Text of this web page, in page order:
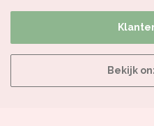
Bekijk